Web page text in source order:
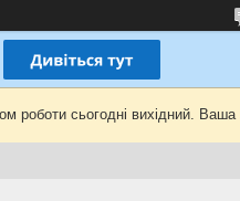
роботи сьогодні вихідний.